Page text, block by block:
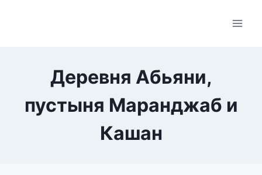
Деревня Абьяни,
пустыня Маранджаб и
Кашан